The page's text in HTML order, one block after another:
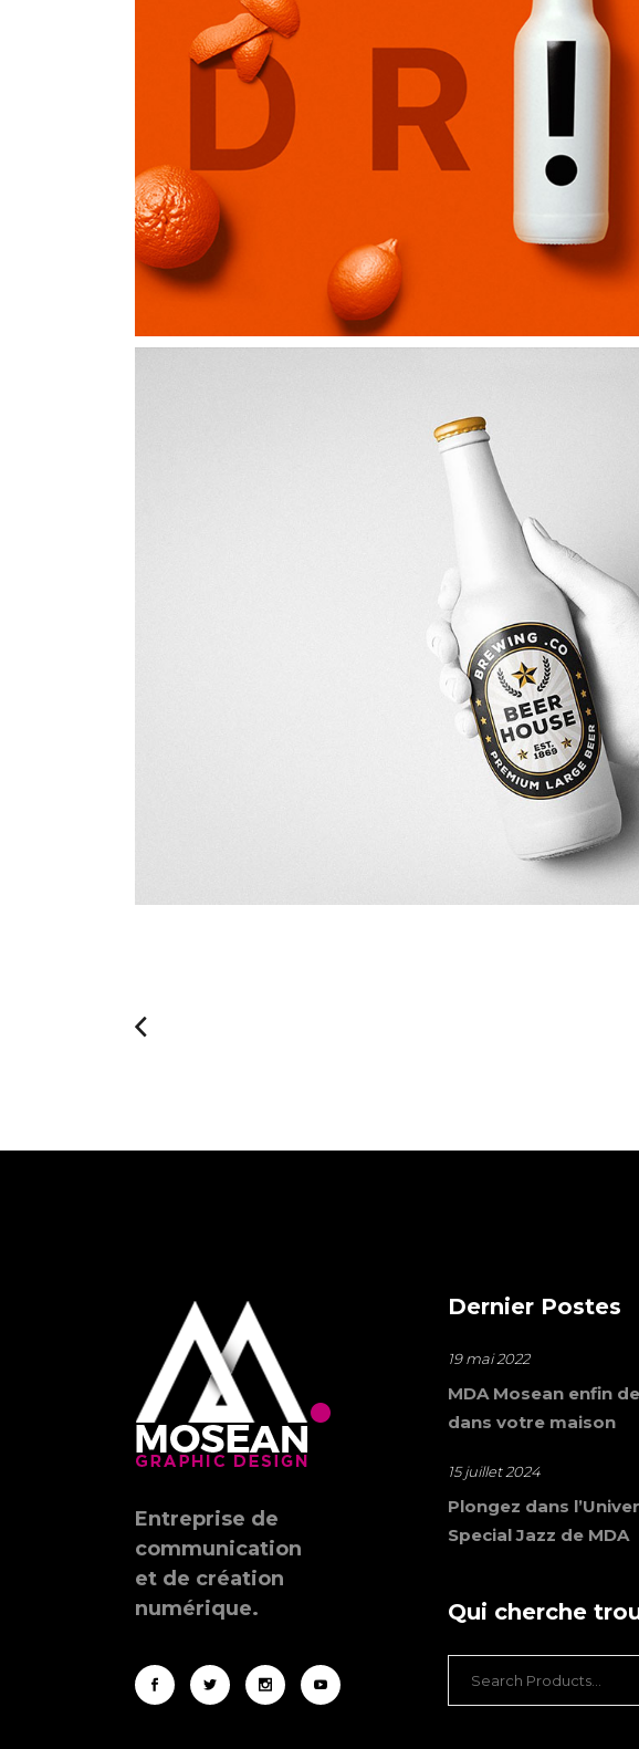
Entreprise de
communication
et de création
numérique.
Dernier Postes
19 mai 2022
MDA Mosean enfin
dans votre maison
15 juillet 2024
Plongez dans
Special Jazz de MDA
Qui cherche